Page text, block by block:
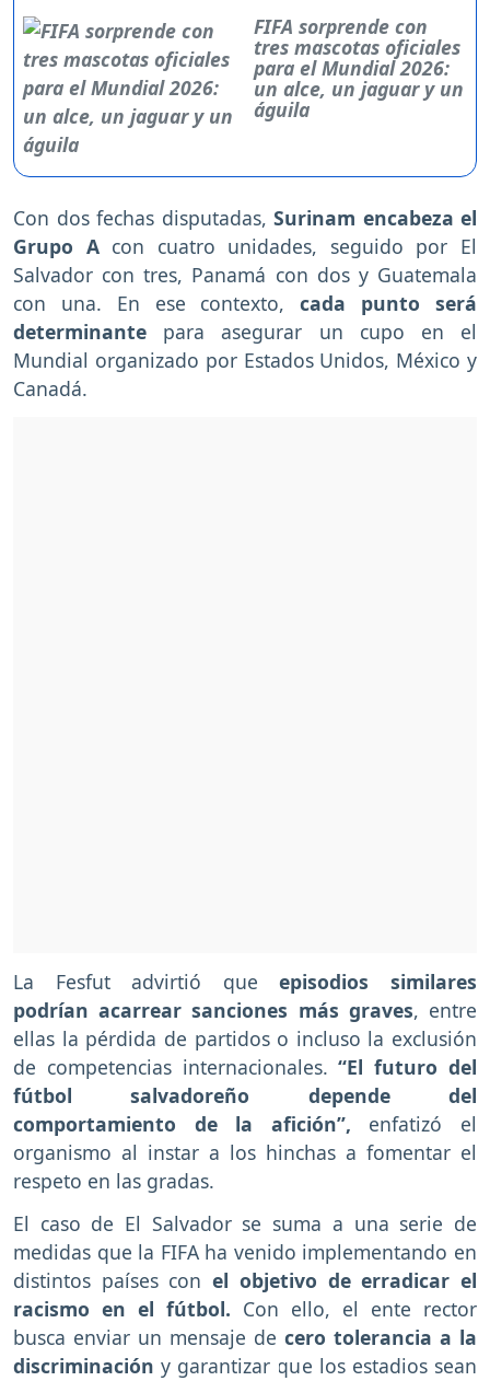
FIFA sorprende con
tres mascotas oficiales
para el Mundial 2026:
un alce, un jaguar y un
águila
Con dos fechas disputadas, Surinam encabeza el
Grupo A con cuatro unidades, seguido por El
Salvador con tres, Panamá con dos y Guatemala
con una. En ese contexto,cada punto será
determinante para asegurar un cupo en el
Mundial organizado por Estados Unidos, México y
Canadá.
La Fesfut advirtió queepisodios similares
podrían acarrear sanciones más graves, entre
ellas la pérdida de partidos o incluso la exclusión
de competencias internacionales.“El futuro del
fútbol salvadoreño depende del
comportamiento de la afición”, enfatizó el
organismo al instar a los hinchas a fomentar el
respeto en las gradas.
El caso de El Salvador se suma a una serie de
medidas que la FIFA ha venido implementando en
distintos países conel objetivo de erradicar el
racismo en el fútbol. Con ello, el ente rector
busca enviar un mensaje de cero tolerancia a la
discriminación y garantizar que los estadios sean